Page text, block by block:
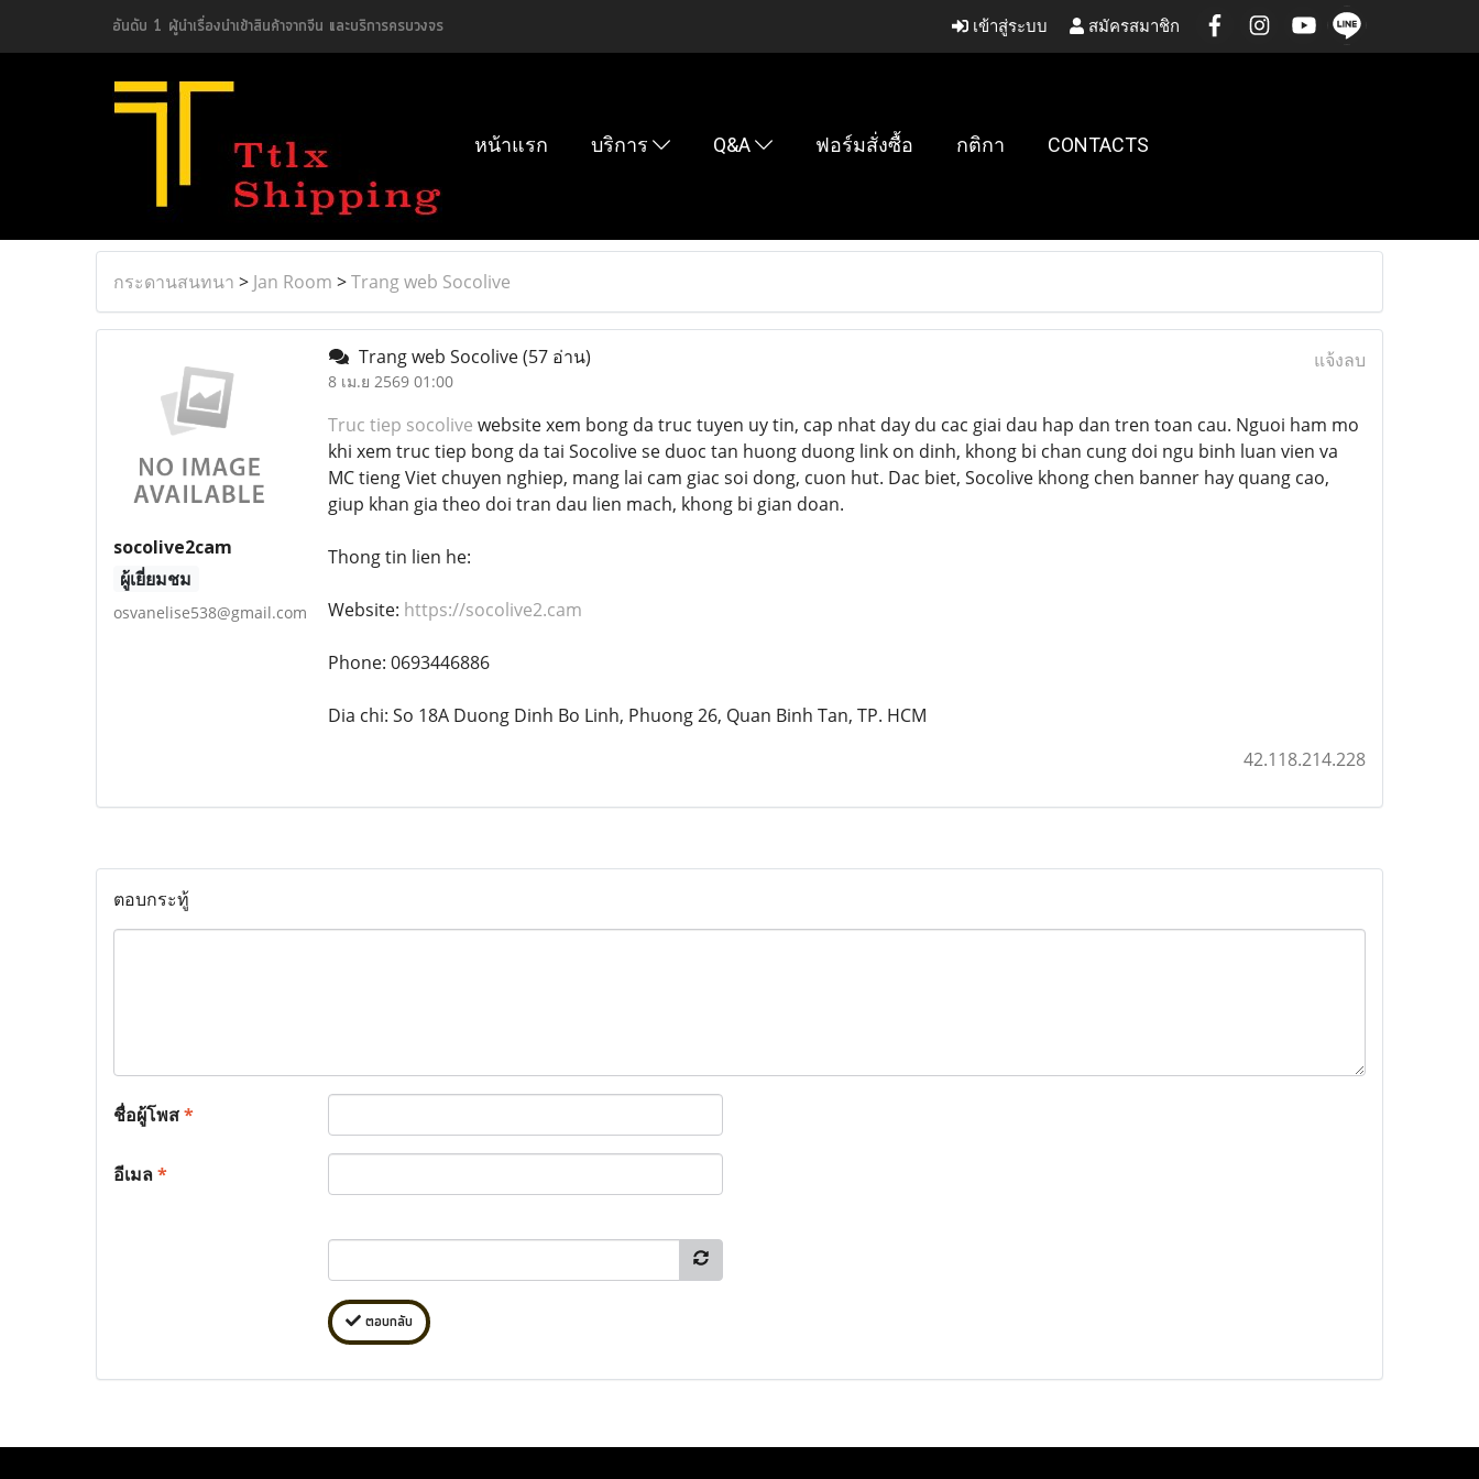
อันดับ 1 ผู้นำเรื่องนำเข้าสินค้าจากจีน และบริการครบวงจร เข้าสู่ระบบ สมัครสมาชิก
หน้าแรก บริการ Q&A ฟอร์มสั่งซื้อ กติกา CONTACTS
กระดานสนทนา > Jan Room >Trang web Socolive
socolive2cam
ผู้เยี่ยมชม
osvanelise538@gmail.com
Trang web Socolive(57 อ่าน)
8 เม.ย 2569 01:00
แจ้งลบ
Truc tiep socolive website xem bong da truc tuyen uy tin, cap nhat day du cac giai dau hap dan tren toan cau. Nguoi ham mo
khi xem truc tiep bong da tai Socolive se duoc tan huong duong link on dinh, khong bi chan cung doi ngu binh luan vien va
MC tieng Viet chuyen nghiep, mang lai cam giac soi dong, cuon hut. Dac biet, Socolive khong chen banner hay quang cao,
giup khan gia theo doi tran dau lien mach, khong bi gian doan.
Thong tin lien he:
Website: https://socolive2.cam
Phone: 0693446886
Dia chi: So 18A Duong Dinh Bo Linh, Phuong 26, Quan Binh Tan, TP. HCM
42.118.214.228
ตอบกระทู้
ชื่อผู้โพส*
อีเมล*
ตอบกลับ